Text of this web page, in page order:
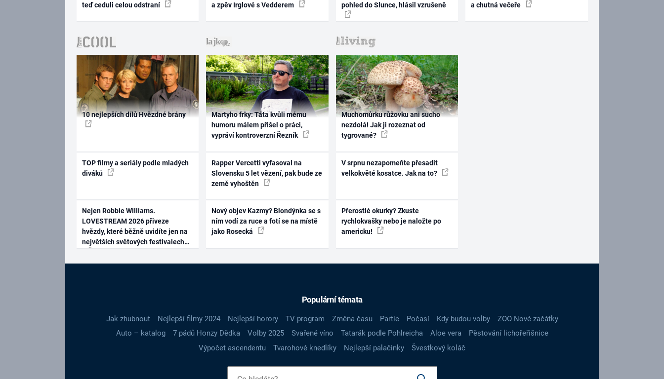
teď ceduli celou odstraní
a zpěv Irglové s Vedderem
pohled do Slunce, hlásil vzrušeně
a chutná večeře
10 nejlepších dílů Hvězdné brány
TOP filmy a seriály podle mladých
diváků
Nejen Robbie Williams.
LOVESTREAM 2026 přiveze
hvězdy, které běžně uvidíte jen na
největších světových festivalech
Martyho frky: Táta kvůli mému
humoru málem přišel o práci,
vypráví kontroverzní Řezník
Rapper Vercetti vyfasoval na
Slovensku 5 let vězení, pak bude ze
země vyhoštěn
Nový objev Kazmy? Blondýnka se s
ním vodí za ruce a fotí se na místě
jako Rosecká
Muchomůrku růžovku ani sucho
nezdolá! Jak ji rozeznat od
tygrované?
V srpnu nezapomeňte přesadit
velkokvěté kosatce. Jak na to?
Přerostlé okurky? Zkuste
rychlokvašky nebo je naložte po
americku!
Populární témata
Jak zhubnout Nejlepší filmy 2024 Nejlepší horory TV program Změna času Partie Počasí Kdy budou volby
ZOO Nové začátky
Auto – katalog
7 pádů Honzy Dědka Volby 2025 Svařené víno Tatarák podle Pohlreicha Aloe vera
Pěstování lichořeřišnice
Výpočet ascendentu
Tvarohové knedlíky Nejlepší palačinky Švestkový koláč